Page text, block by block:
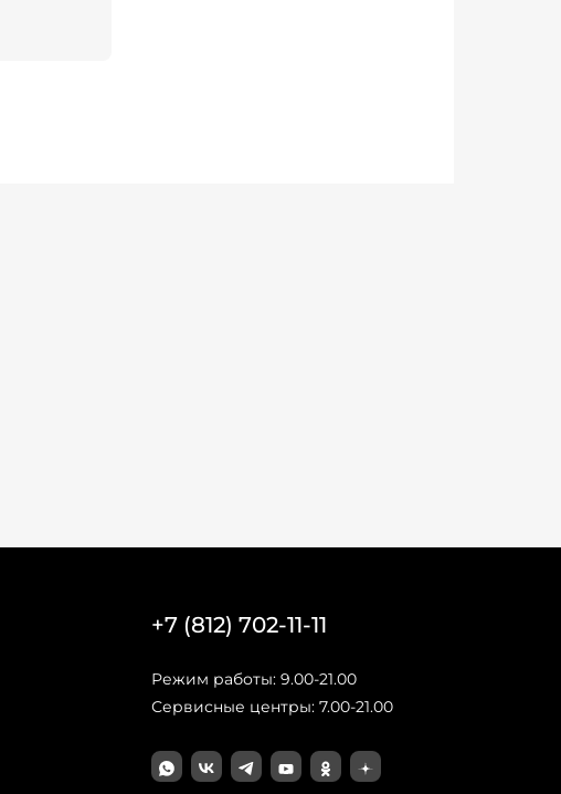
+7 (812) 702-11-11
Режим работы: 9.00-21.00
Сервисные центры: 7.00-21.00